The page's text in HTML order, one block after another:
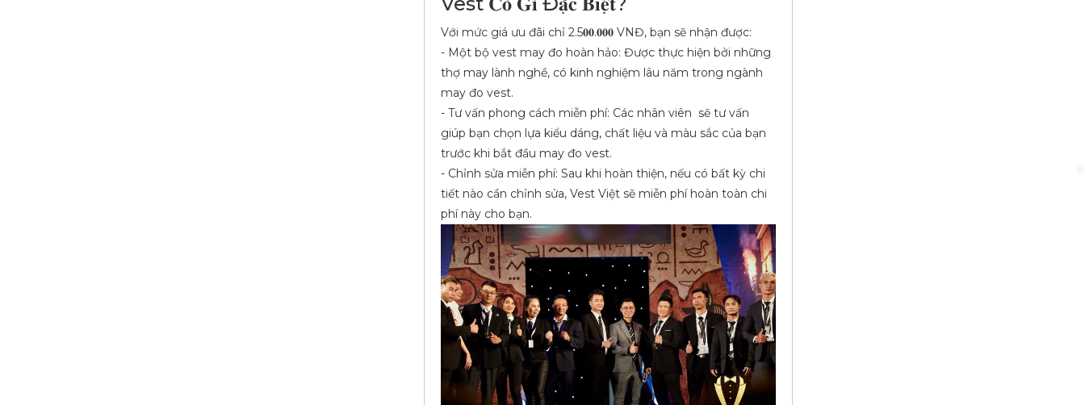
Với mức giá ưu đãi chỉ 2.5𝟎𝟎.𝟎𝟎𝟎 VNĐ, bạn sẽ nhận được:
- Một bộ vest may đo hoàn hảo: Được thực hiện bởi những
thợ may lành nghề, có kinh nghiệm lâu năm trong ngành
may đo vest.
- Tư vấn phong cách miễn phí: Các nhân viên sẽ tư vấn
giúp bạn chọn lựa kiểu dáng, chất liệu và màu sắc của bạn
trước khi bắt đầu may đo vest.
- Chỉnh sửa miễn phí: Sau khi hoàn thiện, nếu có bất kỳ chi
tiết nào cần chỉnh sửa, Vest Việt sẽ miễn phí hoàn toàn chi
phí này cho bạn.